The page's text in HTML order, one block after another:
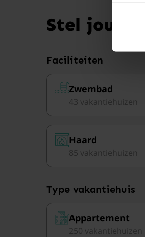
Stel jouw
Faciliteiten
Zwembad
43 vakantiehuizen
Haard
85 vakantiehuizen
Type vakantiehuis
Appartement
250 vakantiehuizen